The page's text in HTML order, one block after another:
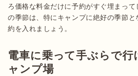
ろ価格な料金だけに予約がすぐ埋まって
の季節は、特にキャンプに絶好の季節
電車に乗って手ぶらで行
ャンプ場